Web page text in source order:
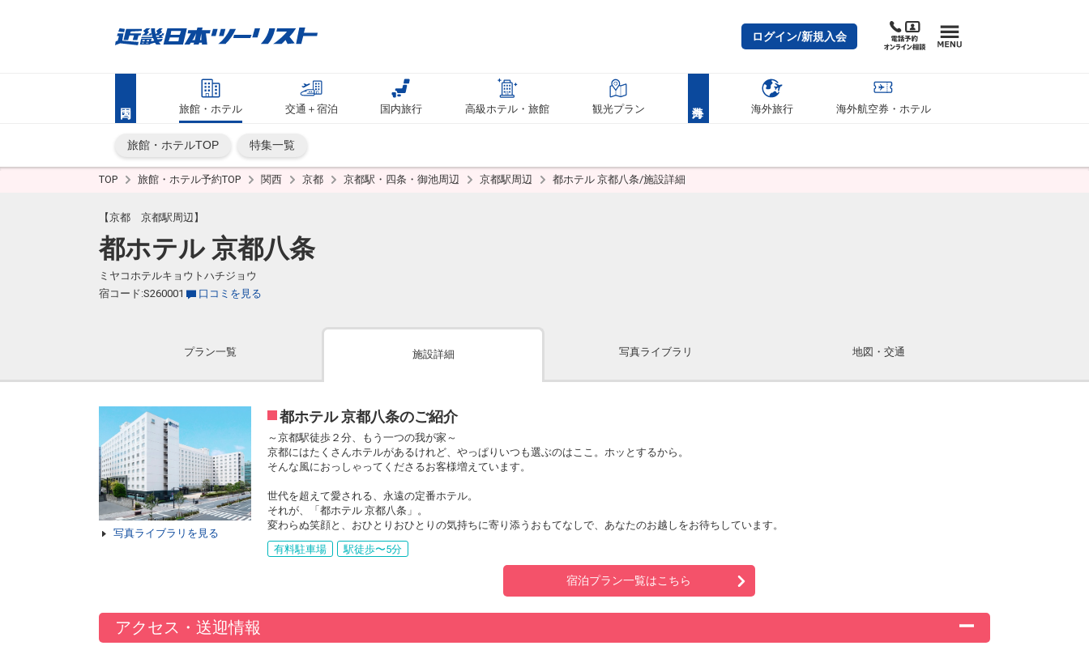
ログイン/新規入会
旅館・ホテル 交通＋宿泊 国内旅行 高級ホテル・旅館 観光プラン 海外旅行 海外航空券・ホテル
旅館・ホテルTOP 特集一覧
TOP 旅館・ホテル予約TOP 関西 京都 京都駅・四条・御池周辺 京都駅周辺 都ホテル 京都八条/施設詳細
【京都 京都駅周辺】
都ホテル 京都八条
ミヤコホテルキョウトハチジョウ
宿コード:S260001
口コミを見る
プラン一覧 施設詳細 写真ライブラリ 地図・交通
写真ライブラリを見る
都ホテル 京都八条のご紹介
～京都駅徒歩２分、もう一つの我が家～
京都にはたくさんホテルがあるけれど、やっぱりいつも選ぶのはここ。ホッとするから。
そんな風におっしゃってくださるお客様増えています。
世代を超えて愛される、永遠の定番ホテル。
それが、「都ホテル 京都八条」。
変わらぬ笑顔と、おひとりおひとりの気持ちに寄り添うおもてなしで、あなたのお越しをお待ちしています。
有料駐車場
駅徒歩〜5分
宿泊プラン一覧はこちら
アクセス・送迎情報